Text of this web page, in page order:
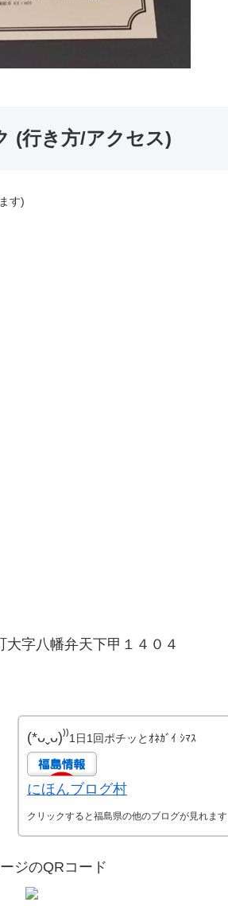
(行き方/アクセス)
す)
字八幡弁天下甲１４０４
(*ᴗˬᴗ)⁾⁾1日1回ポチッとｵﾈｶﾞｲ ｼﾏｽ
にほんブログ村
クリックすると福島県の他のブログが見れます
ジのQRコード